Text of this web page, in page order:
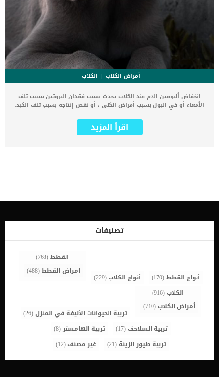
أمراض الكلاب
الكلاب
انخفاض ألبومين الدم عند الكلاب يحدث بسبب فقدان البروتين بسبب تلف
الأمعاء أو في البول بسبب أمراض الكلى ، أو نقص إنتاجه بسبب تلف الكبد.
يجب أن يكون الألبومين متوازنًا بشكل صحيح لا هذا مطلوب لمنع السوائل
من التسرب من الأوعية الدموية ومن ثم تتراكم في البطن أو الرئتين. كما
الاسباب الكامنة خلف انخفاض ألبومين الدم عدم تناول البروتينفقدان
الامعاءعدوىالتهاب البنكرياسفقدان الدم الغزيرسوائل البطن اقرأ ايضا:
علامات انخفاض الدورة الدموية عند الكلاب تشخيص الطبيب البيطرى لحالة
الكلب توجه الى العيادة البيطرية فى حالة اكتشاف الاعراض المذكورة
البيطرى واخباره بجميع التفاصيل […]
اقرأ المزيد
تصنيفات
أنواع القطط(170) أنواع الكلاب(229)
القطط(768)
امراض القطط(488)
الكلاب(916)
أمراض الكلاب(710)
تربية الحيوانات الأليفة في المنزل(26)
تربية السلاحف(17) تربية الهامستر(8)
تربية طيور الزينة (21) غير مصنف(12)